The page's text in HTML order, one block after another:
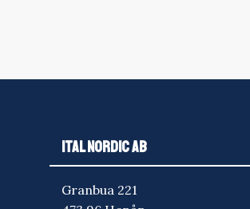
ITAL NORDIC AB
Granbua 221